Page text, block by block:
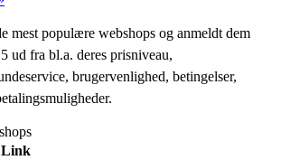
mest populære webshops og anmeldt dem
ud fra bl.a. deres prisniveau,
brugervenlighed, betingelser,
Link